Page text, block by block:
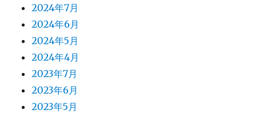
2024年7月
2024年6月
2024年5月
2024年4月
2023年7月
2023年6月
2023年5月